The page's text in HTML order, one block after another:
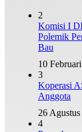
2
Komisi I
Polemik
Bau
10
3
Koperasi
Anggota
26
4